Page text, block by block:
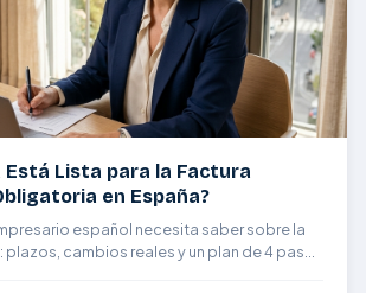
Está Lista para la Factura
en España?
español necesita saber sobre la
plazos, cambios reales y un plan de 4 pasos